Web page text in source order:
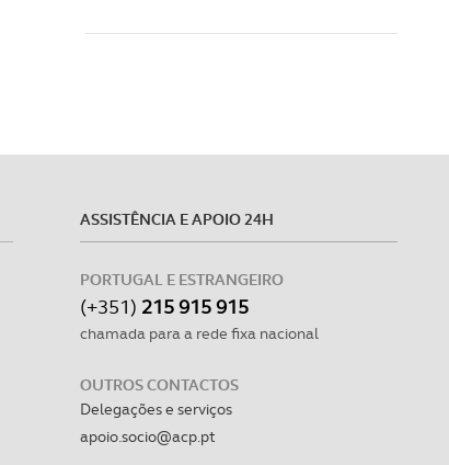
ASSISTÊNCIA E APOIO 24H
PORTUGAL E ESTRANGEIRO
(+351) 215 915 915
chamada para a rede fixa nacional
OUTROS CONTACTOS
Delegações e serviços
apoio.socio@acp.pt